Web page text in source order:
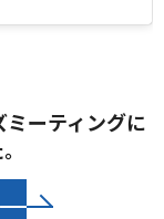
ーティングに